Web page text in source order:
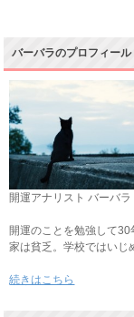
バーバラのプロフィール
開運アナリスト バーバラ
開運のことを勉強して30
家は貧乏。学校ではいじ
続きはこちら